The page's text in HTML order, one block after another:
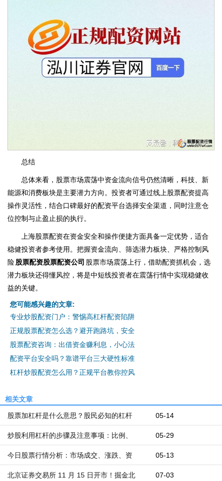
总结
总体来看，股票市场震荡中资金流向信号仍然清晰，科技、新
能源和消费板块是主要潜力方向。投资者可通过线上股票配资提高
操作灵活性，结合口碑最好的配资平台选择安全渠道，同时注意仓
位控制与止盈止损的执行。
上海股票配资在资金安全和操作便捷方面具备一定优势，适合
稳健投资者参考使用。把握资金流向、筛选潜力板块、严格控制风
险股票配资股票配资公司 股票市场震荡上行，借助配资抓机会，选
潜力板块还得懂风控，将是中短线投资者在震荡行情中实现稳健收
益的关键。
您可能感兴趣的文章:
专业炒股配资门户：警惕高杠杆配资陷阱
正规股票配资怎么选？避开跑路坑，安全
股票配资咨询：出借资金赚利息，小心法
配资平台安全吗？靠谱平台三大硬性标准
杠杆炒股配资怎么用？正规平台教你控风
相关文章
05-14
股票加杠杆是什么意思？股民必知的杠杆
05-29
炒股利用杠杆的步骤及注意事项：比例、
05-13
今日股票行情分析：市场成交、涨跌、资
07-03
北京证券交易所 11 月 15 日开市！掘金北